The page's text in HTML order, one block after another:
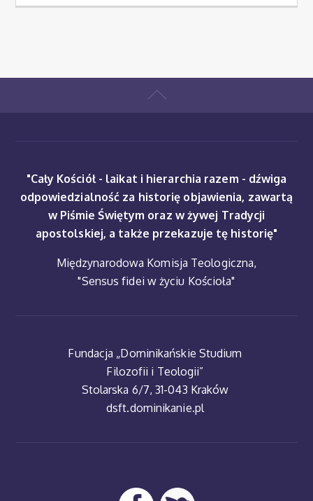
"Cały Kościół - laikat i hierarchia razem - dźwiga
odpowiedzialność za historię objawienia, zawartą
w Piśmie Świętym oraz w żywej Tradycji
apostolskiej, a także przekazuje tę historię"
Międzynarodowa Komisja Teologiczna,
"Sensus fidei w życiu Kościoła"
Fundacja „Dominikańskie Studium
Filozofii i Teologii”
Stolarska 6/7, 31-043 Kraków
dsft.dominikanie.pl